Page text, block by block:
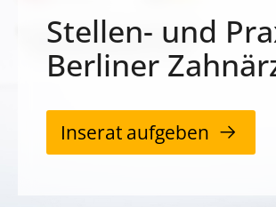
Stellen- und
Berliner
Inserat aufgeben